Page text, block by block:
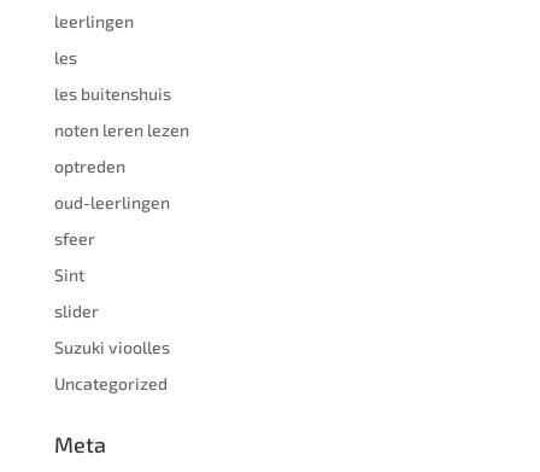
leerlingen
les
les buitenshuis
noten leren lezen
optreden
oud-leerlingen
sfeer
Sint
slider
Suzuki vioolles
Uncategorized
Meta